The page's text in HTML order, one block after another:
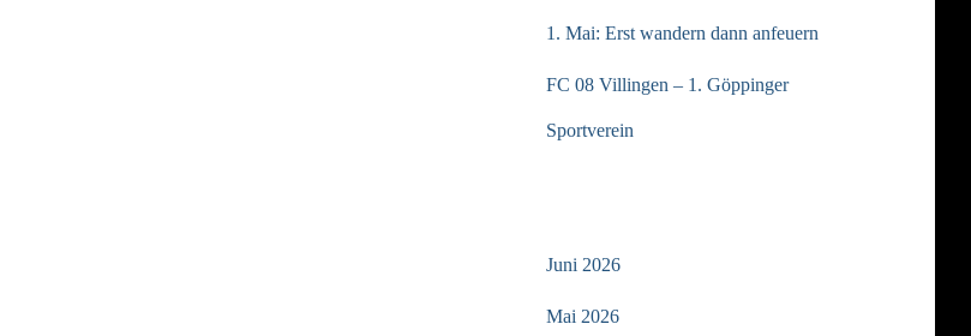
1. Mai: Erst wandern dann anfeuern
FC 08 Villingen – 1. Göppinger
Sportverein
Juni 2026
Mai 2026